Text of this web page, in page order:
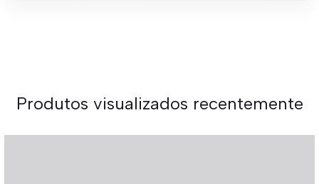
Produtos visualizados recentemente